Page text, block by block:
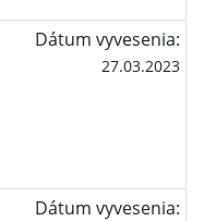
Dátum vyvesenia:
27.03.2023
Dátum vyvesenia: